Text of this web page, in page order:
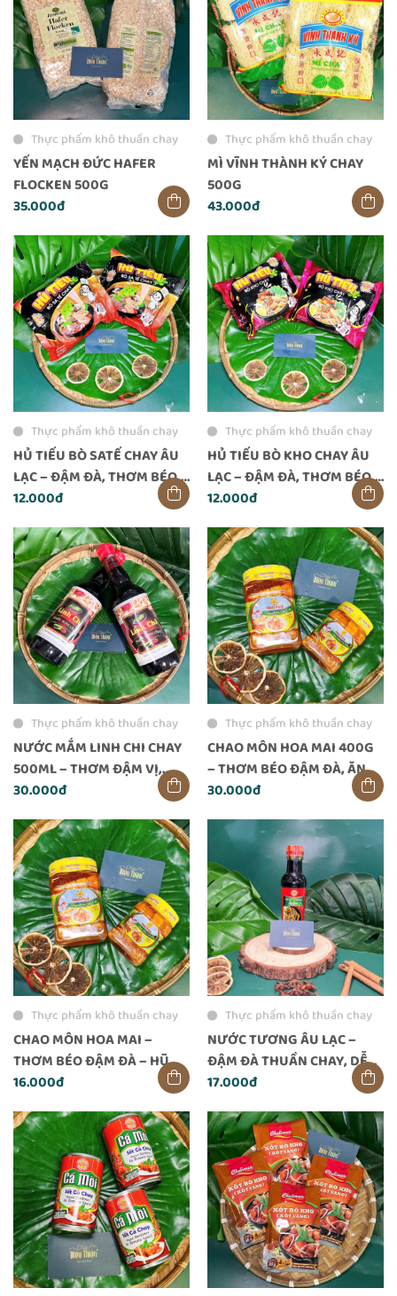
Thực phẩm khô thuần chay
YẾN MẠCH ĐỨC HAFER
FLOCKEN 500G
35.000đ
Thực phẩm khô thuần chay
MÌ VĨNH THÀNH KÝ CHAY
500G
43.000đ
Thực phẩm khô thuần chay
HỦ TIẾU BÒ SATẾ CHAY ÂU
LẠC – ĐẬM ĐÀ, THƠM BÉO,
ĂN LIỀN TIỆN LỢI
12.000đ
Thực phẩm khô thuần chay
HỦ TIẾU BÒ KHO CHAY ÂU
LẠC – ĐẬM ĐÀ, THƠM BÉO,
TIỆN LỢI ĂN LIỀN
12.000đ
Thực phẩm khô thuần chay
NƯỚC MẮM LINH CHI CHAY
500ML – THƠM ĐẬM VỊ,
DÙNG CHAY AN TOÀN
30.000đ
Thực phẩm khô thuần chay
CHAO MÔN HOA MAI 400G
– THƠM BÉO ĐẬM ĐÀ, ĂN
LÀ GHIỀN
30.000đ
Thực phẩm khô thuần chay
CHAO MÔN HOA MAI –
THƠM BÉO ĐẬM ĐÀ – HŨ
200G
16.000đ
Thực phẩm khô thuần chay
NƯỚC TƯƠNG ÂU LẠC –
ĐẬM ĐÀ THUẦN CHAY, DỄ
PHA CHẾ VÀ NÊM NẾM
17.000đ